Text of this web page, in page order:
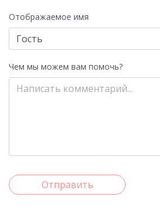
Отображаемое имя
Чем мы можем вам помочь?
Отправить